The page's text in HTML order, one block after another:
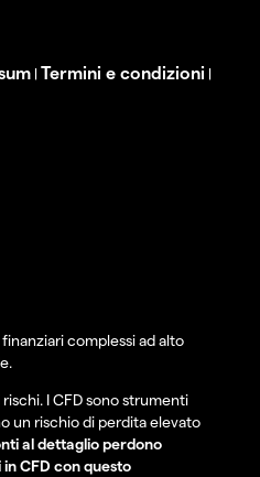
| Termini e condizioni |
complessi ad alto
I CFD sono strumenti
un rischio di perdita elevato
al dettaglio perdono
CFD con questo